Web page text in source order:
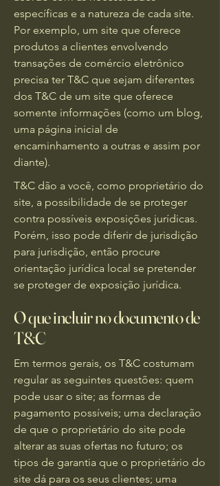
específicas e a natureza de cada site.
Por exemplo, um site que oferece
produtos a clientes envolvendo
transações de comércio eletrônico
precisa ter T&C que sejam diferentes
dos T&C de um site que oferece
somente informações (como um blog,
uma página inicial de
encaminhamento a outras e assim por
diante).
T&C dão a você, como proprietário do
site, a possibilidade de se proteger
contra possíveis exposições jurídicas.
Porém, isso pode diferir de jurisdição
para jurisdição, então procure
orientação jurídica local se pretender
se proteger de exposição jurídica.
O que incluir no documento de
T&C
Em termos gerais, os T&C costumam
regular as seguintes questões: quem
pode usar o site; as formas de
pagamento possíveis; uma declaração
de que o proprietário do site pode
alterar as suas ofertas no futuro; os
tipos de garantia que o proprietário do
site dá para os seus clientes; uma